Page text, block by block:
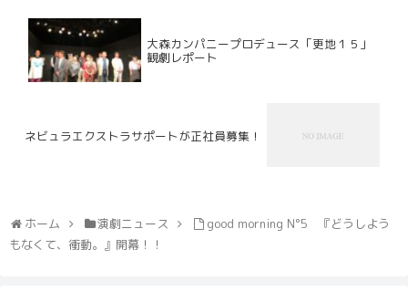
大森カンパニープロデュース「更地１５」
観劇レポート
ネビュラエクストラサポートが正社員募集！
ホーム 演劇ニュース
good morning N°5 『どうしよう
もなくて、衝動。』開幕！！